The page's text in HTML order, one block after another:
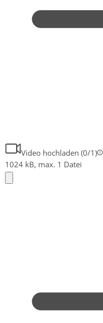
Video hochladen (0/1)
1024 kB, max. 1 Datei